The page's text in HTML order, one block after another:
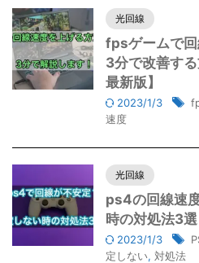
光回線
fpsゲームで回
3分で改善す
最新版】
2023/1/3
速度
光回線
ps4の回線速
時の対処法3
2023/1/3
定しない, 対処法